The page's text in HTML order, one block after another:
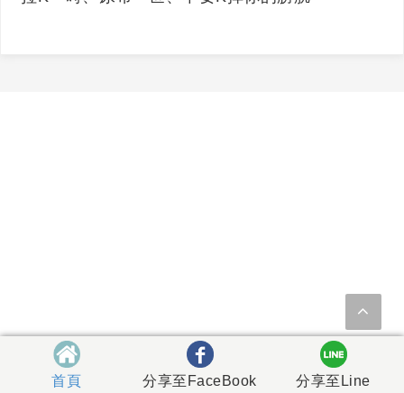
首頁 分享至FaceBook 分享至Line